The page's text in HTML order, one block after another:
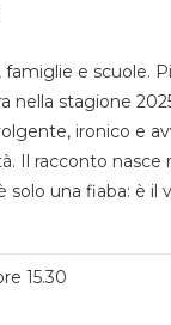
e scuole.
nella stagione
ironico e
Il racconto nasce
solo una fiaba: è il
15.30